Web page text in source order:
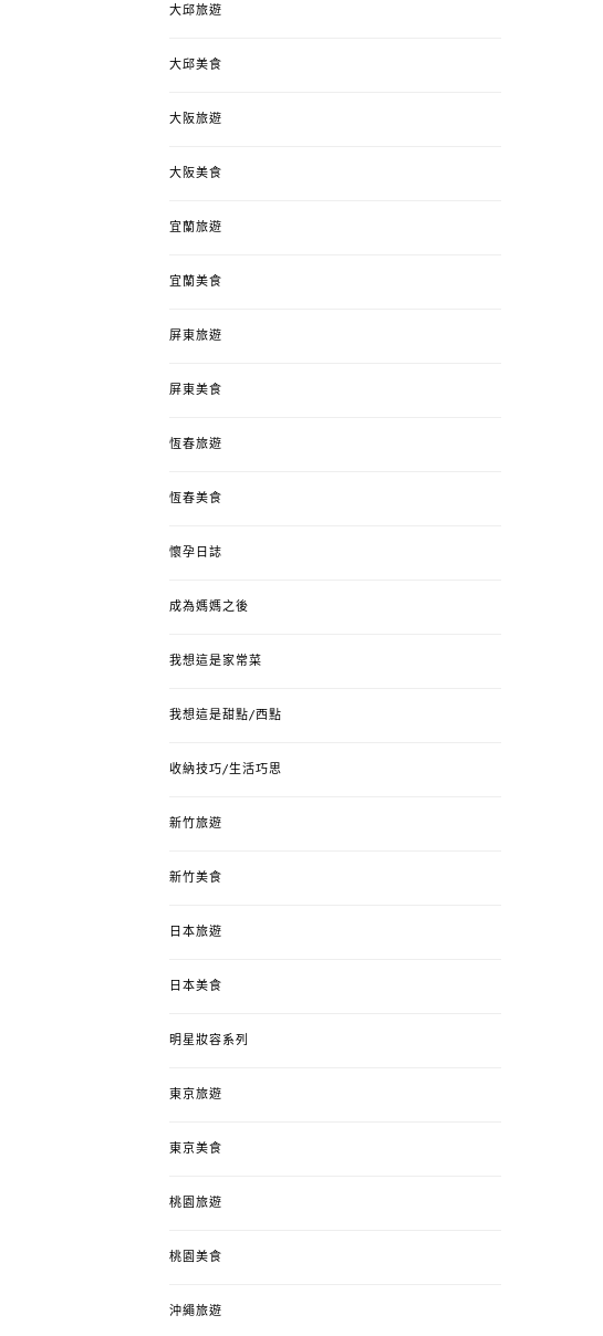
大邱旅遊
大邱美食
大阪旅遊
大阪美食
宜蘭旅遊
宜蘭美食
屏東旅遊
屏東美食
恆春旅遊
恆春美食
懷孕日誌
成為媽媽之後
我想這是家常菜
我想這是甜點/西點
收納技巧/生活巧思
新竹旅遊
新竹美食
日本旅遊
日本美食
明星妝容系列
東京旅遊
東京美食
桃園旅遊
桃園美食
沖繩旅遊